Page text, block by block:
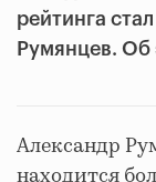
рейтинга
Румянцев. Об
Александр
находится